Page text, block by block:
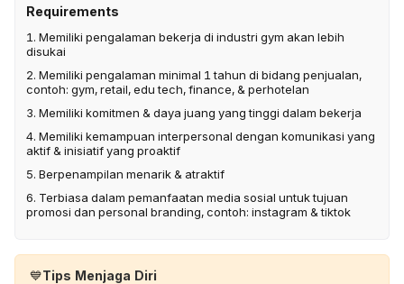
Requirements
1. Memiliki pengalaman bekerja di industri gym akan lebih
disukai
2. Memiliki pengalaman minimal 1 tahun di bidang penjualan,
contoh: gym, retail, edu tech, finance, & perhotelan
3. Memiliki komitmen & daya juang yang tinggi dalam bekerja
4. Memiliki kemampuan interpersonal dengan komunikasi yang
aktif & inisiatif yang proaktif
5. Berpenampilan menarik & atraktif
6. Terbiasa dalam pemanfaatan media sosial untuk tujuan
promosi dan personal branding, contoh: instagram & tiktok
💙Tips Menjaga Diri